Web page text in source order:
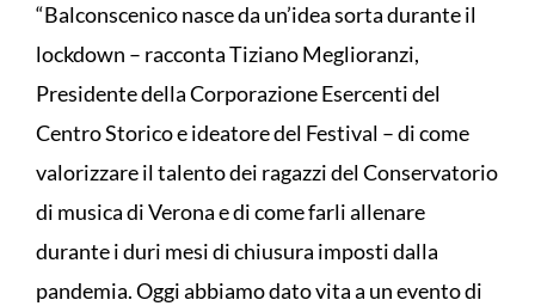
“Balconscenico nasce da un’idea sorta durante il
lockdown – racconta Tiziano Meglioranzi,
Presidente della Corporazione Esercenti del
Centro Storico e ideatore del Festival – di come
valorizzare il talento dei ragazzi del Conservatorio
di musica di Verona e di come farli allenare
durante i duri mesi di chiusura imposti dalla
pandemia. Oggi abbiamo dato vita a un evento di